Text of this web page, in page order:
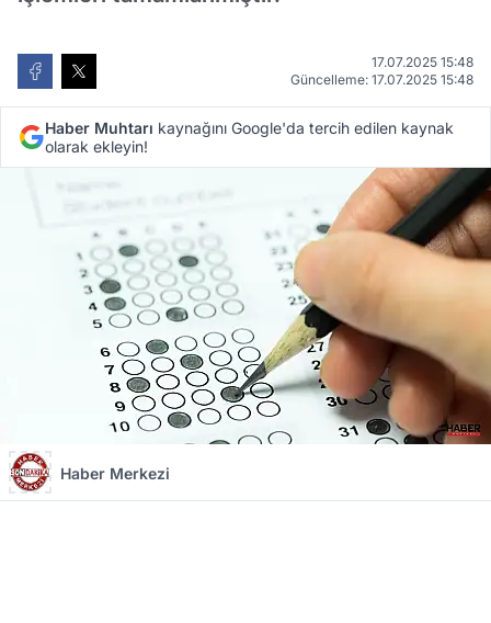
17.07.2025 15:48
Güncelleme: 17.07.2025 15:48
Haber Muhtarı kaynağını Google'da tercih edilen kaynak
olarak ekleyin!
Haber Merkezi